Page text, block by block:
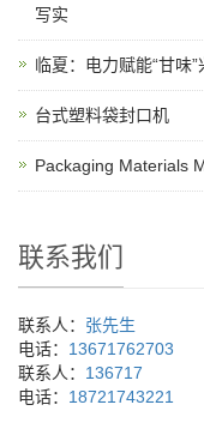
写实
临夏：电力赋能“甘味
台式塑料袋封口机
Packaging Materials
联系我们
联系人： 张先生
电话： 13671762703
联系人： 136717
电话： 18721743221